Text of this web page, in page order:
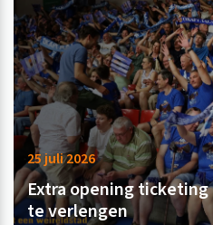
25 juli 2026
Extra opening
te verlengen